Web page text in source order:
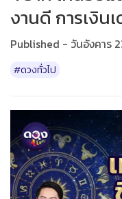
งานดี การเงิน
Published - วันอังคาร
#ดวงทั่วไป